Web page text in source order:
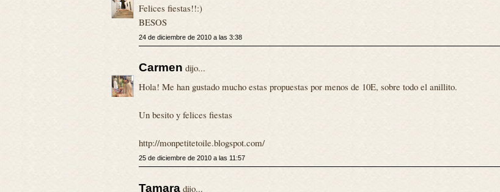
Felices fiestas!!:)
BESOS
24 de diciembre de 2010 a las 3:38
Carmen dijo...
Hola! Me han gustado mucho estas propuestas por menos de 10E, sobre todo el anillito.
Un besito y felices fiestas
http://monpetitetoile.blogspot.com/
25 de diciembre de 2010 a las 11:57
Tamara dijo...